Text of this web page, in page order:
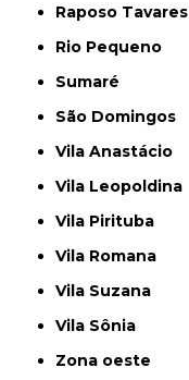
Raposo Tavares
Rio Pequeno
Sumaré
São Domingos
Vila Anastácio
Vila Leopoldina
Vila Pirituba
Vila Romana
Vila Suzana
Vila Sônia
Zona oeste